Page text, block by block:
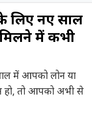
के लिए नए साल
में कभी
में आपको लोन या
हो, तो आपको अभी से